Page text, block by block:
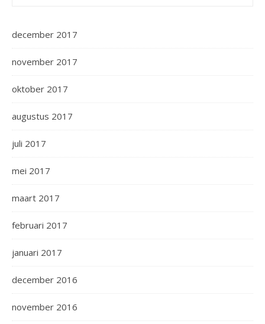
december 2017
november 2017
oktober 2017
augustus 2017
juli 2017
mei 2017
maart 2017
februari 2017
januari 2017
december 2016
november 2016